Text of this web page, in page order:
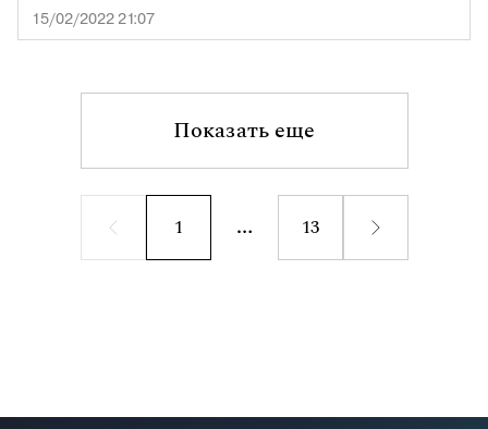
15/02/2022 21:07
Показать еще
1 13